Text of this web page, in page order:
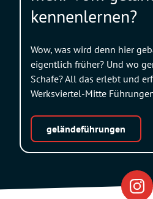
kennenlernen?
Wow, was wird denn hier
eigentlich früher? Und wo
Schafe? All das erlebt und
Werksviertel-Mitte
geländeführungen